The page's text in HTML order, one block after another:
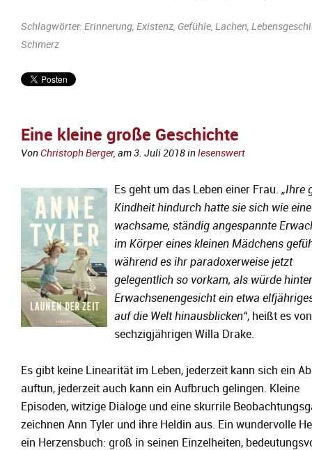
Schlagwörter: Erinnerung, Existenz, Gefühle, Lachen,
Schmerz
Eine kleine große Geschichte
VonChristoph Berger, am3. Juli 2018inlesenswert
Es geht um das Leben einer Frau. „Ihre
Kindheit hindurch hatte sie sich wie eine
wachsame, ständig angespannte
im Körper eines kleinen Mädchens
während es ihr paradoxerweise jetzt
gelegentlich so vorkam, als würde
Erwachsenengesicht ein etwa
auf die Welt hinausblicken“, heißt es
sechzigjährigen Willa Drake.
Es gibt keine Linearität im Leben, jederzeit kann sich ein
auftun, jederzeit auch kann ein Aufbruch gelingen. Kleine
Episoden, witzige Dialoge und eine skurrile
zeichnen Ann Tyler und ihre Heldin aus. Ein wundervolle
ein Herzensbuch: groß in seinen Einzelheiten,